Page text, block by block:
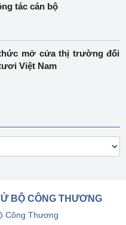
tác cán bộ
mở cửa thị trường đối
Việt Nam
BỘ CÔNG THƯƠNG
Công Thương